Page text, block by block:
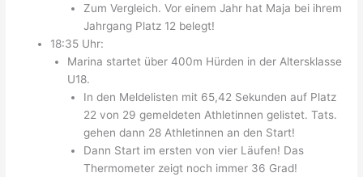
Zum Vergleich. Vor einem Jahr hat Maja bei ihrem
Jahrgang Platz 12 belegt!
18:35 Uhr:
Marina startet über 400m Hürden in der Altersklasse
U18.
In den Meldelisten mit 65,42 Sekunden auf Platz
22 von 29 gemeldeten Athletinnen gelistet. Tats.
gehen dann 28 Athletinnen an den Start!
Dann Start im ersten von vier Läufen! Das
Thermometer zeigt noch immer 36 Grad!